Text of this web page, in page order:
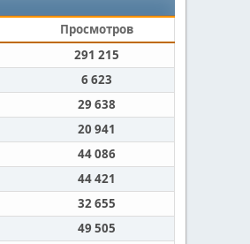
Просмотров
291 215
6 623
29 638
20 941
44 086
44 421
32 655
49 505